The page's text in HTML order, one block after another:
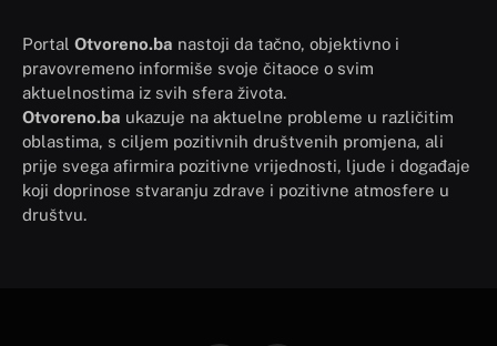
Portal Otvoreno.ba nastoji da tačno, objektivno i
pravovremeno informiše svoje čitaoce o svim
aktuelnostima iz svih sfera života.
Otvoreno.ba ukazuje na aktuelne probleme u različitim
oblastima, s ciljem pozitivnih društvenih promjena, ali
prije svega afirmira pozitivne vrijednosti, ljude i događaje
koji doprinose stvaranju zdrave i pozitivne atmosfere u
društvu.